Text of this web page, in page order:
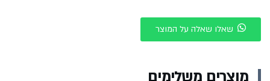
שאלו שאלה על המוצר
מוצרים משלימים